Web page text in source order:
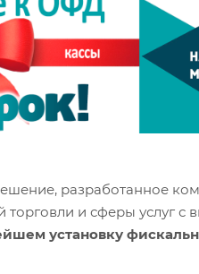
разработанное
и сферы услуг с
установку